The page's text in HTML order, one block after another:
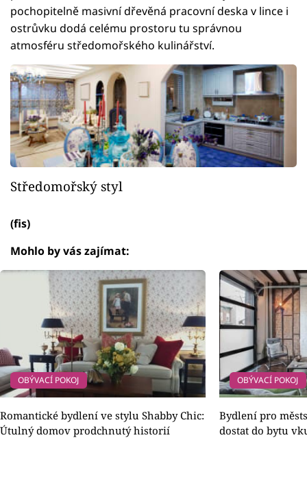
pochopitelně masivní dřevěná pracovní deska v lince i
ostrůvku dodá celému prostoru tu správnou
atmosféru středomořského kulinářství.
Středomořský styl
(fis)
Mohlo by vás zajímat:
OBÝVACÍ POKOJ
Romantické bydlení ve stylu Shabby Chic:
Útulný domov prodchnutý historií
OBÝVACÍ POKOJ
Bydlení pro
dostat do bytu